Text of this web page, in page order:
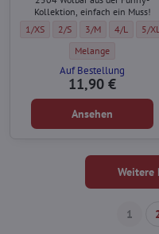
Kollektion, einfach ein Muss!
Damenhöschen mit Aufdruck
1/XS Damenhöschen mit
2/S Damenhöschen
3/M 4/L
5/
Damenhöschen mit
Melange
Auf Bestellung
11,90 €
Ansehen
Weitere
1